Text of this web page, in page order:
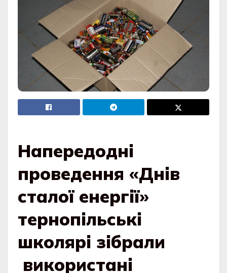
Напередодні
проведення «Днів
сталої енергії»
тернопільські
школярі зібрали
використані